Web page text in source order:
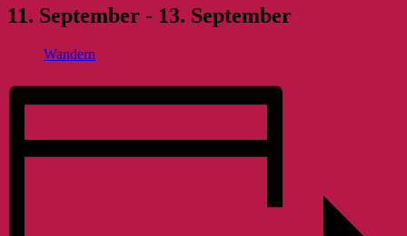
11. September - 13. September
Wandern